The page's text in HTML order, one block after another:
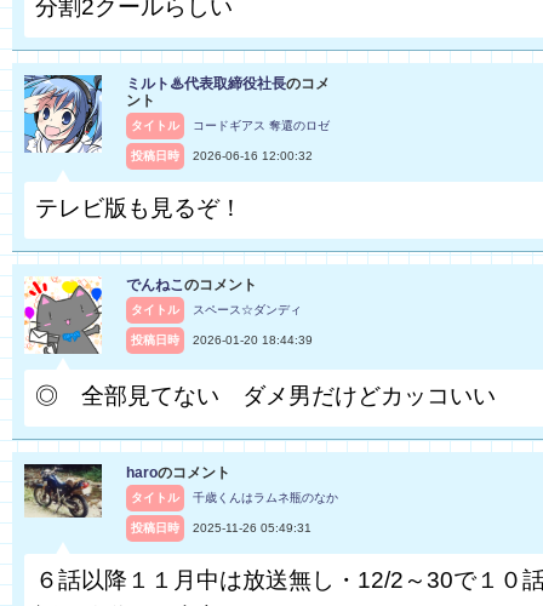
分割2クールらしい
ミルト♨代表取締役社長のコメ
ント
タイトル コードギアス 奪還のロゼ
投稿日時 2026-06-16 12:00:32
テレビ版も見るぞ！
でんねこのコメント
タイトル スペース☆ダンディ
投稿日時 2026-01-20 18:44:39
◎ 全部見てない ダメ男だけどカッコいい
haroのコメント
タイトル 千歳くんはラムネ瓶のなか
投稿日時 2025-11-26 05:49:31
６話以降１１月中は放送無し・12/2～30で１０